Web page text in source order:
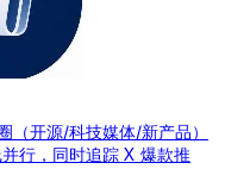
开源/科技媒体/新产品）
行，同时追踪 X 爆款推